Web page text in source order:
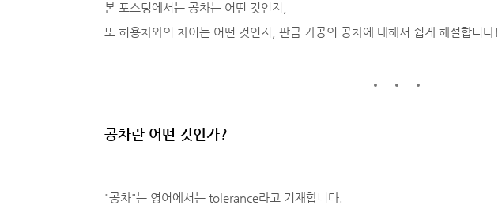
본 포스팅에서는 공차는 어떤 것인지,
또 허용차와의 차이는 어떤 것인지, 판금 가공의 공차에 대해서 쉽게 해설합니다!
공차란 어떤 것인가?
"공차"는 영어에서는 tolerance라고 기재합니다.